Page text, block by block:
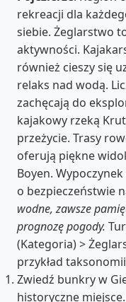
rekreacji dla
siebie. Żeglarstwo
aktywności.
również cieszy się
relaks nad wodą.
zachęcają do
kajakowy rzeką
przeżycie. Trasy
oferują piękne
Boyen.
o bezpieczeństwie
wodne, zawsze
prognozę pogody.
(Kategoria) >
przykład
Zwiedź bunkry w
historyczne miejsce.